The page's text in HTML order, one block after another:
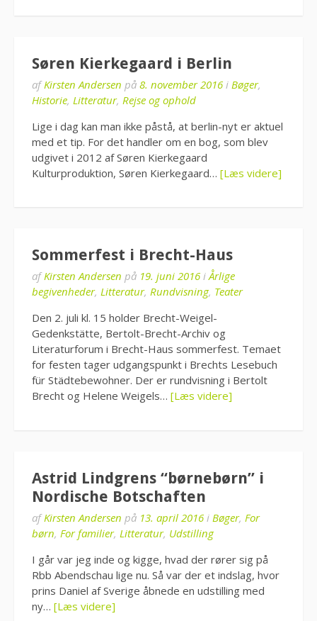
Søren Kierkegaard i Berlin
afKirsten Andersen på 8. november 2016 i Bøger,
Historie, Litteratur, Rejse og ophold
Lige i dag kan man ikke påstå, at berlin-nyt er aktuel
med et tip. For det handler om en bog, som blev
udgivet i 2012 af Søren Kierkegaard
Kulturproduktion, Søren Kierkegaard… [Læs videre]
Sommerfest i Brecht-Haus
afKirsten Andersen på 19. juni 2016 iÅrlige
begivenheder, Litteratur, Rundvisning, Teater
Den 2. juli kl. 15 holder Brecht-Weigel-
Gedenkstätte, Bertolt-Brecht-Archiv og
Literaturforum i Brecht-Haus sommerfest. Temaet
for festen tager udgangspunkt i Brechts Lesebuch
für Städtebewohner. Der er rundvisning i Bertolt
Brecht og Helene Weigels… [Læs videre]
Astrid Lindgrens “børnebørn” i
Nordische Botschaften
afKirsten Andersen på 13. april 2016 i Bøger, For
børn, For familier, Litteratur, Udstilling
I går var jeg inde og kigge, hvad der rører sig på
Rbb Abendschau lige nu. Så var der et indslag, hvor
prins Daniel af Sverige åbnede en udstilling med
ny… [Læs videre]